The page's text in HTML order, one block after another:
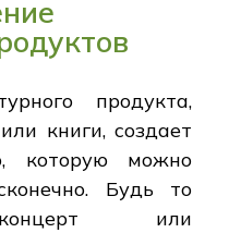
продукта,
книги, создает
которую можно
Будь то
или